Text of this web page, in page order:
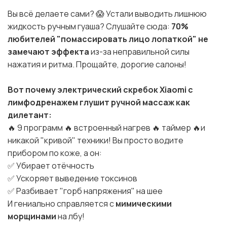
Вы всё делаете сами? 😱 Устали выводить лишнюю
жидкость ручным гуаша? Слушайте сюда: 70%
любителей "помассировать лицо лопаткой" не
замечают эффектаиз-за неправильной силы
нажатия и ритма. Прощайте, дорогие салоны!
Вот почему электрический скребок Xiaomi с
лимфодренажем глушит ручной массаж как
дилетант:
🔥 9 программ 🔥 встроенный нагрев 🔥 таймер 🔥и
никакой "кривой" техники! Вы просто водите
прибором по коже, а он:
✅ Убирает отёчность
✅ Ускоряет выведение токсинов
✅ Разбивает "горб напряжения" на шее
И гениально справляется смимическими
морщинамина лбу!